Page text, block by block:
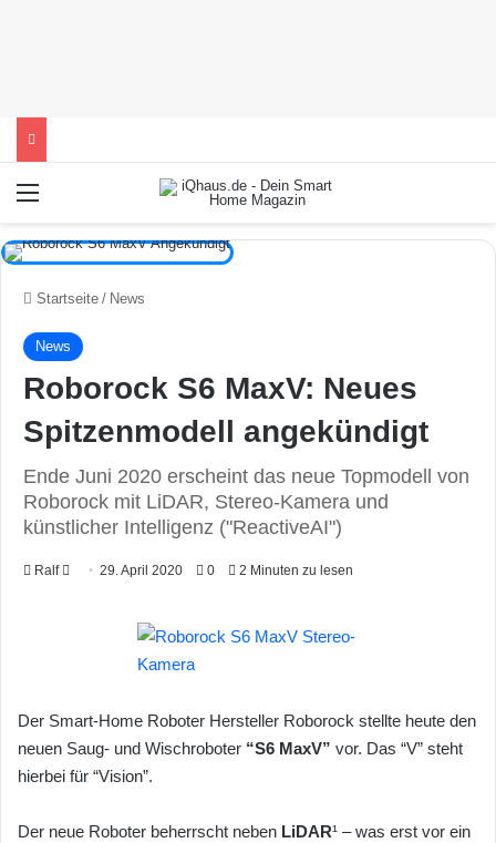
Startseite / News
News
Roborock S6 MaxV: Neues
Spitzenmodell angekündigt
Ende Juni 2020 erscheint das neue Topmodell von
Roborock mit LiDAR, Stereo-Kamera und
künstlicher Intelligenz ("ReactiveAI")
Ralf
o
n
X
29. April 2020 0 2 Minuten zu lesen
Der Smart-Home Roboter Hersteller Roborock stellte heute den
neuen Saug- und Wischroboter “S6 MaxV” vor. Das “V” steht
hierbei für “Vision”.
Der neue Roboter beherrscht neben LiDAR¹ – was erst vor ein